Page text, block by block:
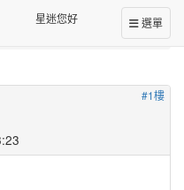
選單
星迷您好
#1樓